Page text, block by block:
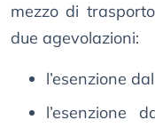
mezzo di
due agevolazioni:
l’esenzione
l’esenzione